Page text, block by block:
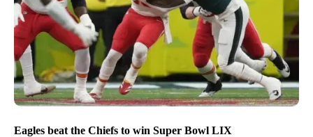
Eagles beat the Chiefs to win Super Bowl LIX